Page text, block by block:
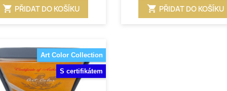
shopping_cart PŘIDAT DO KOŠÍKU shopping_cart PŘIDAT DO KOŠÍKU
Art Color Collection
S certifikátem